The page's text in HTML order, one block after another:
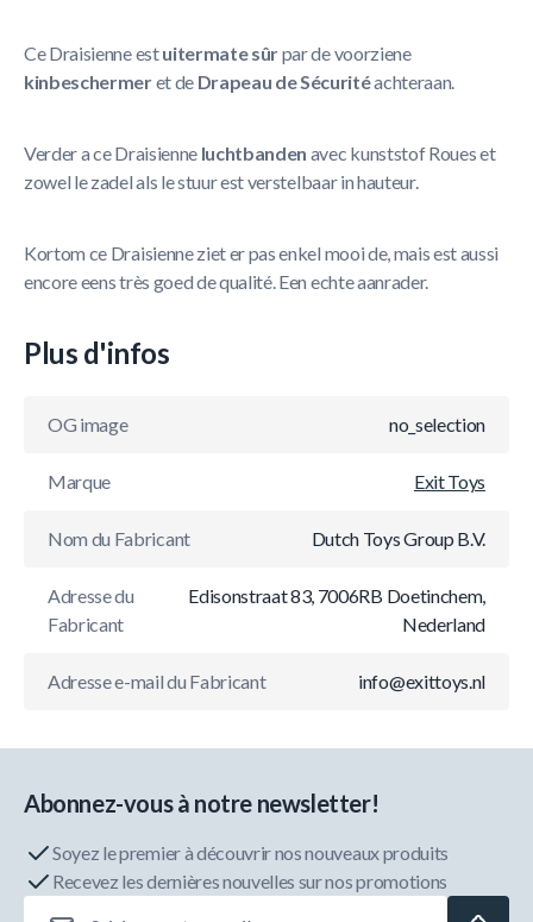
Ce Draisienne estuitermate sûrpar de voorziene
kinbeschermeret de Drapeau de Sécuritéachteraan.
Verder a ce Draisienne luchtbanden avec kunststof Roues et
zowel le zadel als le stuur est verstelbaar in hauteur.
Kortom ce Draisienne ziet er pas enkel mooi de, mais est aussi
encore eens très goed de qualité. Een echte aanrader.
Plus d'infos
OG image no_selection
Marque Exit Toys
Nom du Fabricant Dutch Toys Group B.V.
Adresse du
Fabricant
Edisonstraat 83, 7006RB Doetinchem,
Nederland
Adresse e-mail du Fabricant info@exittoys.nl
Abonnez-vous à notre newsletter!
Soyez le premier à découvrir nos nouveaux produits
Recevez les dernières nouvelles sur nos promotions